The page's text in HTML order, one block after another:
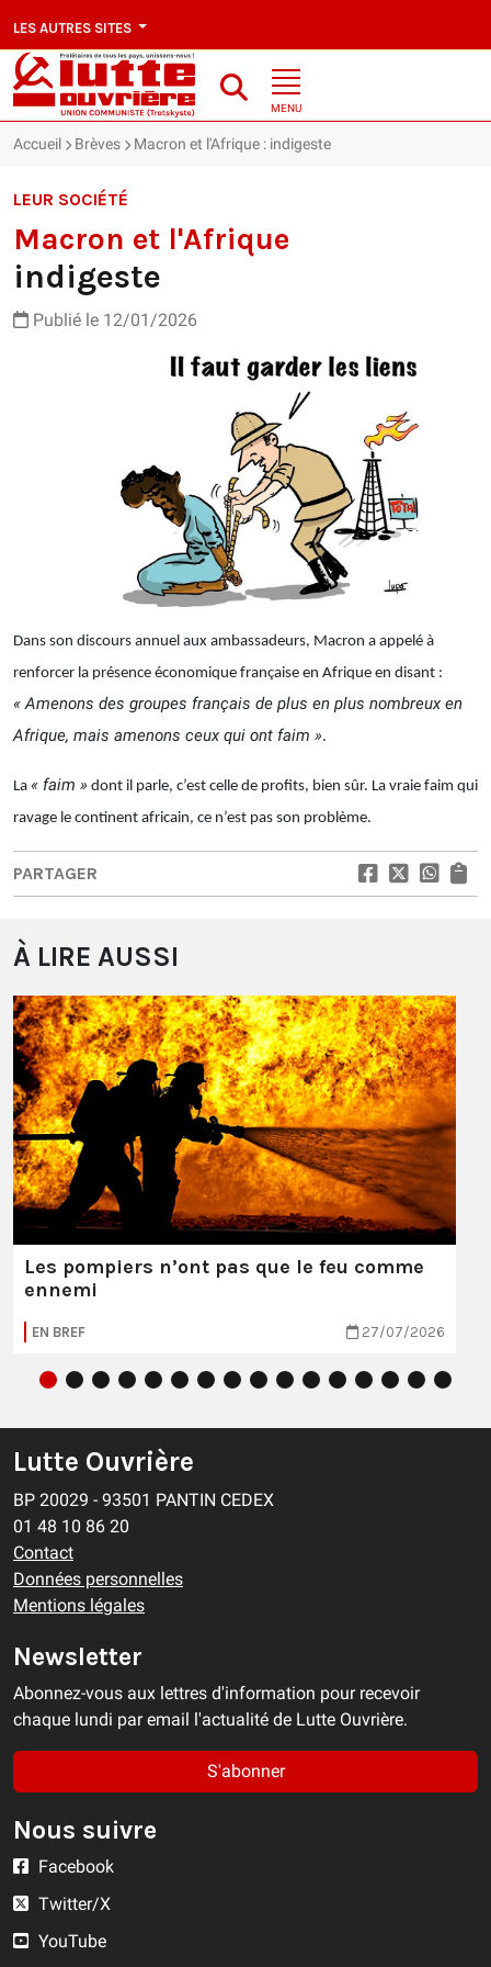
LES AUTRES SITES
MENU
Accueil Brèves Macron et l'Afrique : indigeste
LEUR SOCIÉTÉ
Macron et l'Afrique
indigeste
Publié le 12/01/2026
Dans son discours annuel aux ambassadeurs, Macron a appelé à
renforcer la présence économique française en Afrique en disant :
« Amenons des groupes français de plus en plus nombreux en
Afrique, mais amenons ceux qui ont faim ».
La « faim » dont il parle, c’est celle de profits, bien sûr. La vraie faim qui
ravage le continent africain, ce n’est pas son problème.
PARTAGER
À LIRE AUSSI
Les pompiers n’ont pas que le feu comme
ennemi
EN BREF 27/07/2026
Lutte Ouvrière
BP 20029 - 93501 PANTIN CEDEX
01 48 10 86 20
Contact
Données personnelles
Mentions légales
Newsletter
Abonnez-vous aux lettres d'information pour recevoir
chaque lundi par email l'actualité de Lutte Ouvrière.
S'abonner
Nous suivre
Facebook
Twitter/X
YouTube